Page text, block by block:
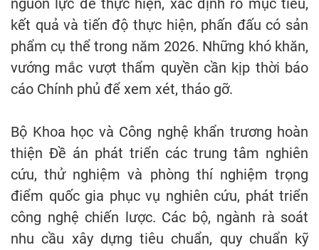
nguồn lực để thực hiện, xác định rõ mục tiêu,
kết quả và tiến độ thực hiện, phấn đấu có sản
phẩm cụ thể trong năm 2026. Những khó khăn,
vướng mắc vượt thẩm quyền cần kịp thời báo
cáo Chính phủ để xem xét, tháo gỡ.
Bộ Khoa học và Công nghệ khẩn trương hoàn
thiện Đề án phát triển các trung tâm nghiên
cứu, thử nghiệm và phòng thí nghiệm trọng
điểm quốc gia phục vụ nghiên cứu, phát triển
công nghệ chiến lược. Các bộ, ngành rà soát
nhu cầu xây dựng tiêu chuẩn, quy chuẩn kỹ